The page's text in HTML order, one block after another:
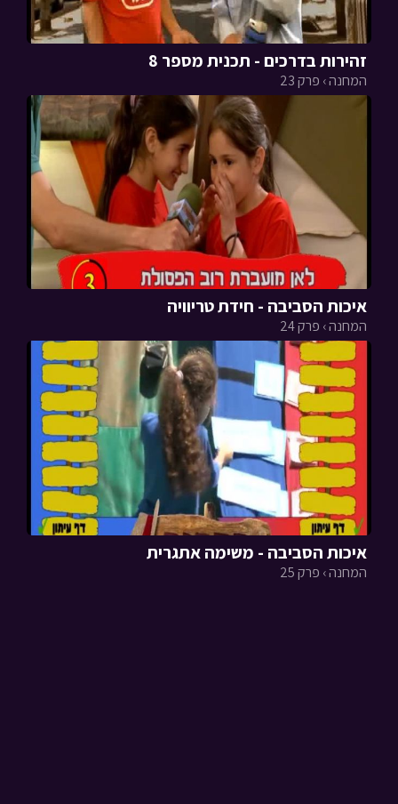
זהירות בדרכים - תכנית מספר 8
המחנה › פרק 23
איכות הסביבה - חידת טריוויה
המחנה › פרק 24
איכות הסביבה - משימה אתגרית
המחנה › פרק 25